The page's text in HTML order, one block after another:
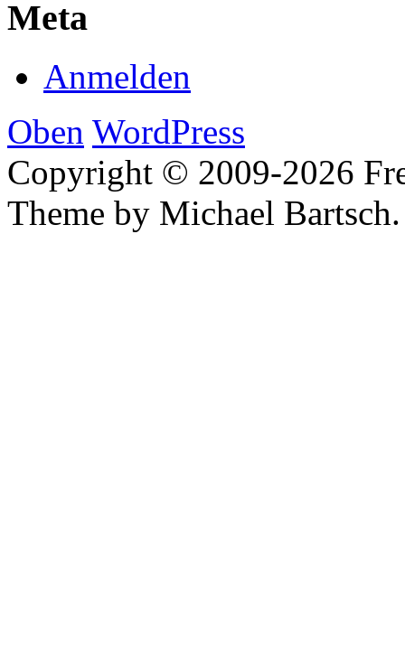
Meta
Anmelden
Oben WordPress
Copyright © 2009-2026
Theme by Michael